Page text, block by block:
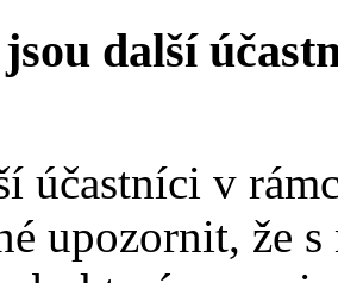
další
účastníci v
upozornit, že